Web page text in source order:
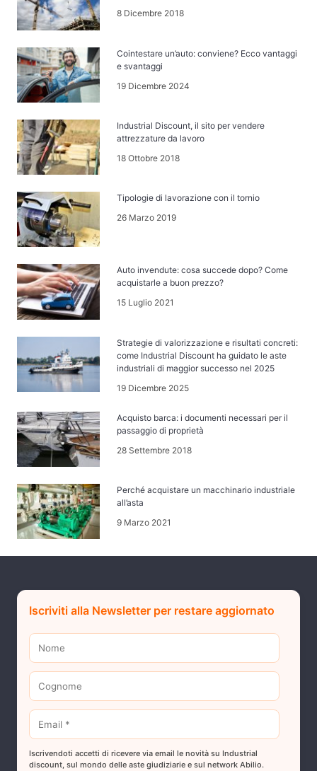
8 Dicembre 2018
Cointestare un’auto: conviene? Ecco vantaggi
e svantaggi
19 Dicembre 2024
Industrial Discount, il sito per vendere
attrezzature da lavoro
18 Ottobre 2018
Tipologie di lavorazione con il tornio
26 Marzo 2019
Auto invendute: cosa succede dopo? Come
acquistarle a buon prezzo?
15 Luglio 2021
Strategie di valorizzazione e risultati concreti:
come Industrial Discount ha guidato le aste
industriali di maggior successo nel 2025
19 Dicembre 2025
Acquisto barca: i documenti necessari per il
passaggio di proprietà
28 Settembre 2018
Perché acquistare un macchinario industriale
all’asta
9 Marzo 2021
Iscriviti alla Newsletter per restare aggiornato
Iscrivendoti accetti di ricevere via email le novità su Industrial
discount, sul mondo delle aste giudiziarie e sul network Abilio.